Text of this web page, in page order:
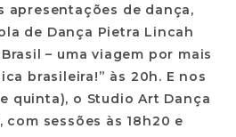
apresentações de dança,
de Dança Pietra Lincah
– uma viagem por mais
brasileira!” às 20h. E nos
quinta), o Studio Art Dança
com sessões às 18h20 e